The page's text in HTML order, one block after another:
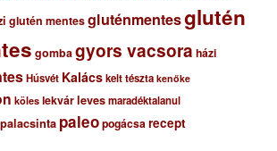
glutén mentesgluténmentesglutén
gombagyors vacsora házi
Húsvét Kalácskelt tészta kenőke
köles lekvárlevesmaradéktalanul
palacsinta paleopogácsa recept